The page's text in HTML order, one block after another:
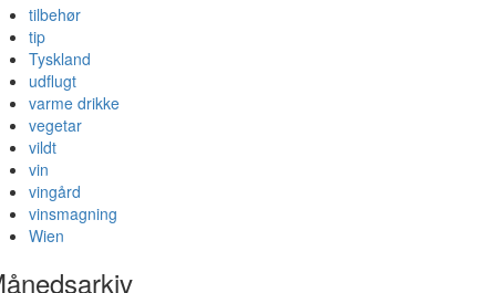
tilbehør
tip
Tyskland
udflugt
varme drikke
vegetar
vildt
vin
vingård
vinsmagning
Wien